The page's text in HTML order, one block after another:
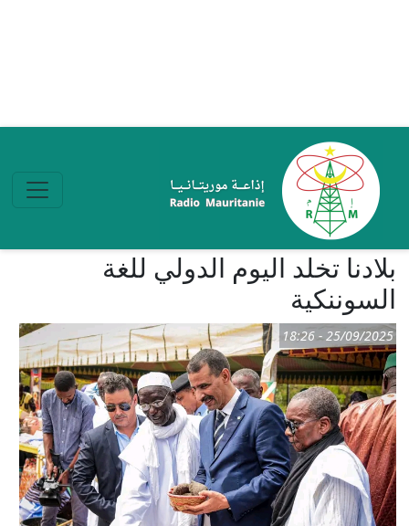
بلادنا تخلد اليوم الدولي للغة
السوننكية
25/09/2025 - 18:26